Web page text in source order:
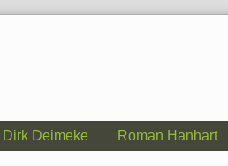
Dirk Deimeke Roman Hanhart